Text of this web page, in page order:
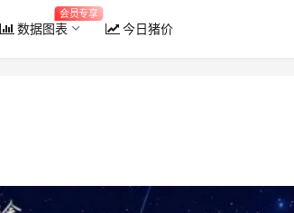
数据图表
会员专享
今日猪价